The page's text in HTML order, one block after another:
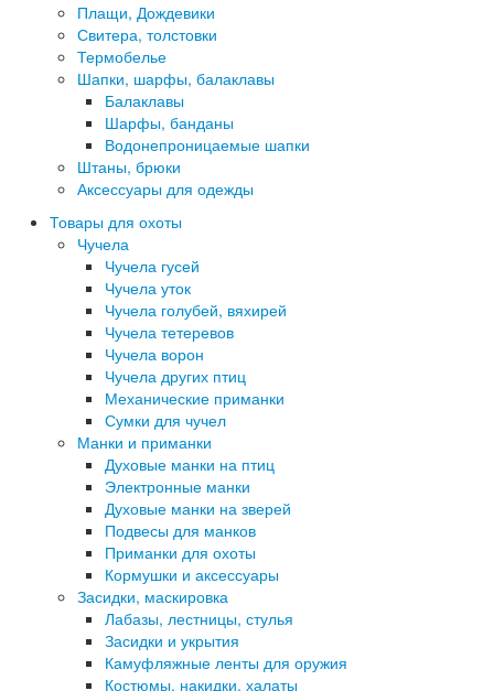
Плащи, Дождевики
Свитера, толстовки
Термобелье
Шапки, шарфы, балаклавы
Балаклавы
Шарфы, банданы
Водонепроницаемые шапки
Штаны, брюки
Аксессуары для одежды
Товары для охоты
Чучела
Чучела гусей
Чучела уток
Чучела голубей, вяхирей
Чучела тетеревов
Чучела ворон
Чучела других птиц
Механические приманки
Сумки для чучел
Манки и приманки
Духовые манки на птиц
Электронные манки
Духовые манки на зверей
Подвесы для манков
Приманки для охоты
Кормушки и аксессуары
Засидки, маскировка
Лабазы, лестницы, стулья
Засидки и укрытия
Камуфляжные ленты для оружия
Костюмы, накидки, халаты